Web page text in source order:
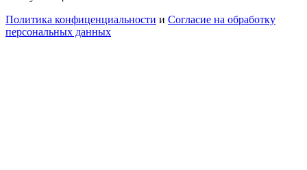
Политика конфиценциальности и Согласие на обработку
персональных данных